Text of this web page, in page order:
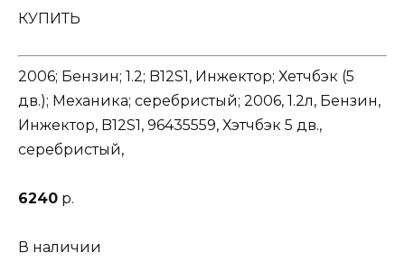
КУПИТЬ
2006; Бензин; 1.2; B12S1, Инжектор; Хетчбэк (5
дв.); Механика; серебристый; 2006, 1.2л, Бензин,
Инжектор, B12S1, 96435559, Хэтчбэк 5 дв.,
серебристый,
6240 р.
В наличии